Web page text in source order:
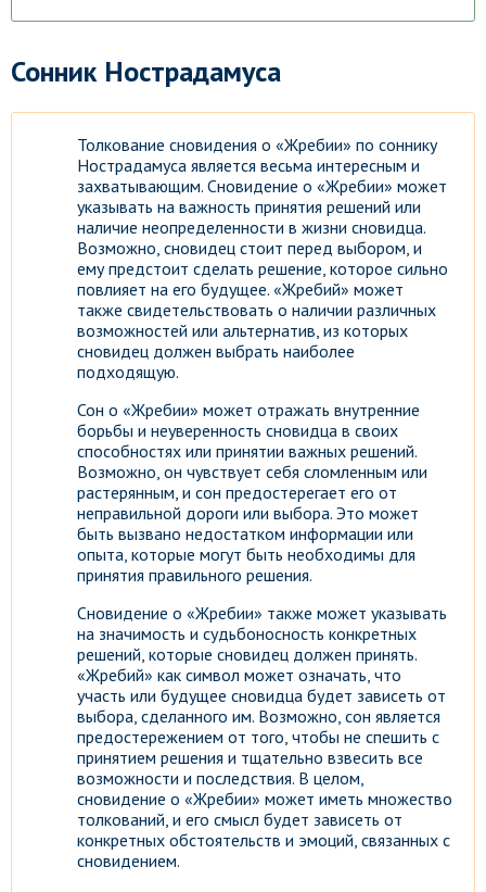
Сонник Нострадамуса
Толкование сновидения о «Жребии» по соннику
Нострадамуса является весьма интересным и
захватывающим. Сновидение о «Жребии» может
указывать на важность принятия решений или
наличие неопределенности в жизни сновидца.
Возможно, сновидец стоит перед выбором, и
ему предстоит сделать решение, которое сильно
повлияет на его будущее. «Жребий» может
также свидетельствовать о наличии различных
возможностей или альтернатив, из которых
сновидец должен выбрать наиболее
подходящую.
Сон о «Жребии» может отражать внутренние
борьбы и неуверенность сновидца в своих
способностях или принятии важных решений.
Возможно, он чувствует себя сломленным или
растерянным, и сон предостерегает его от
неправильной дороги или выбора. Это может
быть вызвано недостатком информации или
опыта, которые могут быть необходимы для
принятия правильного решения.
Сновидение о «Жребии» также может указывать
на значимость и судьбоносность конкретных
решений, которые сновидец должен принять.
«Жребий» как символ может означать, что
участь или будущее сновидца будет зависеть от
выбора, сделанного им. Возможно, сон является
предостережением от того, чтобы не спешить с
принятием решения и тщательно взвесить все
возможности и последствия. В целом,
сновидение о «Жребии» может иметь множество
толкований, и его смысл будет зависеть от
конкретных обстоятельств и эмоций, связанных с
сновидением.